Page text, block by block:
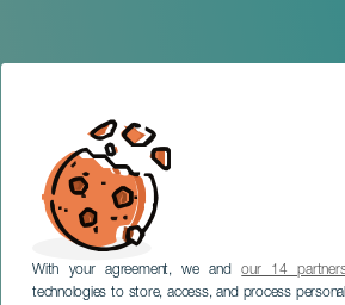
With your agreement, we andour 14
technologies to store, access, and process